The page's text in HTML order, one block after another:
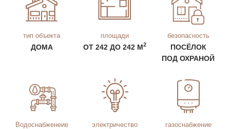
тип объекта
ДОМА
площади
ОТ 242 ДО 242 М2
безопасность
ПОСЁЛОК
ПОД ОХРАНОЙ
Водоснабженеие электричество газоснабжение